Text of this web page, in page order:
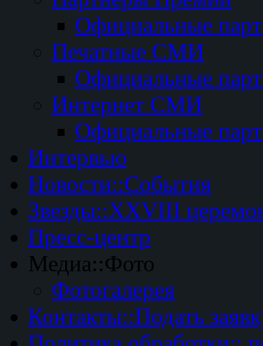
Официальные
Печатные СМИ
Официальные
Интернет СМИ
Официальные
Интервью
Новости::События
Звезды::XXVIII
Пресс-центр
Медиа::Фото
Фотогалерея
Контакты::Подать